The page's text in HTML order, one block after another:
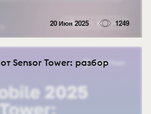
20 Июн 2025 1249
Sensor Tower: разбор